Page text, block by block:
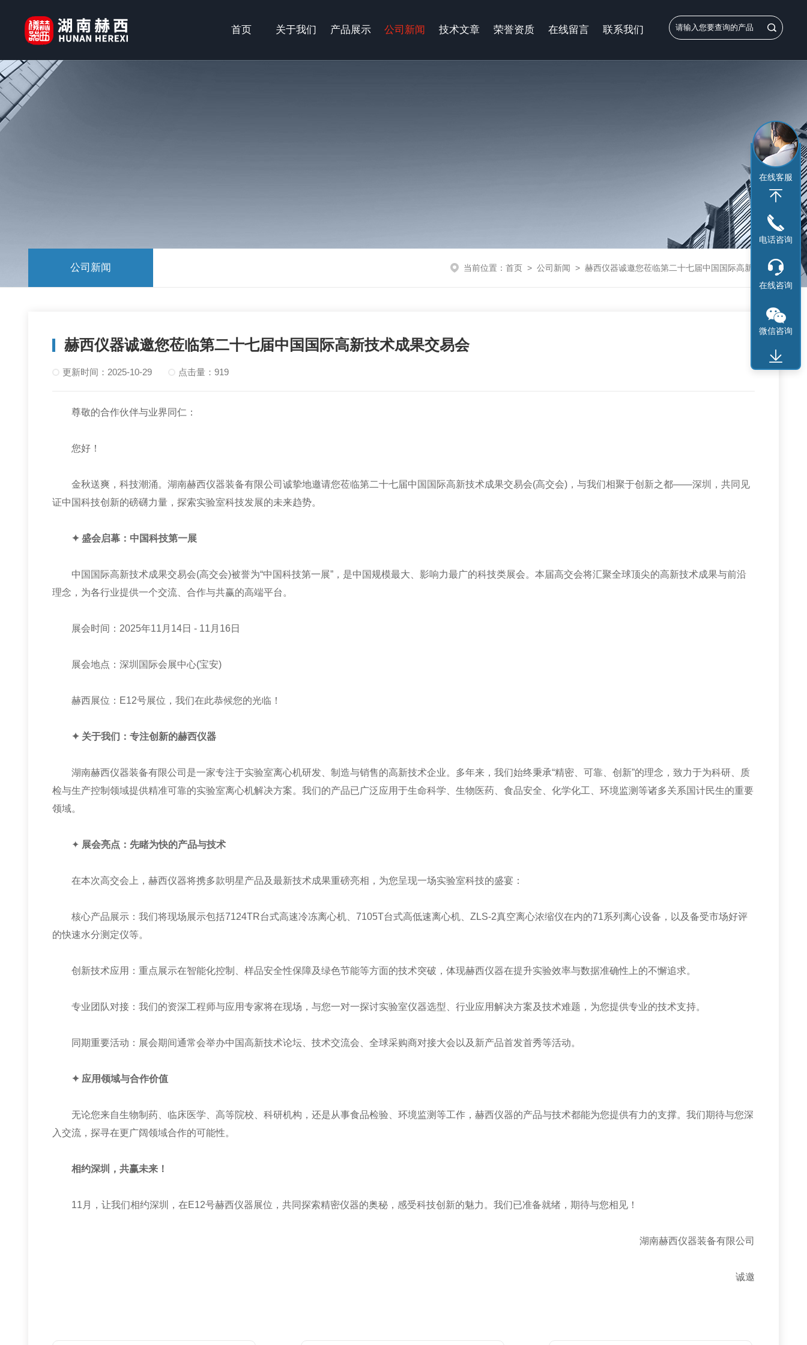
首页 关于我们 产品展示 公司新闻 技术文章 荣誉资质 在线留言 联系我们
公司新闻 当前位置： 首页 > 公司新闻 > 赫西仪器诚邀您莅临第二十七届中国国际高新技术成果交易会
赫西仪器诚邀您莅临第二十七届中国国际高新技术成果交易会
更新时间：2025-10-29 点击量：919
尊敬的合作伙伴与业界同仁：
您好！
金秋送爽，科技潮涌。湖南赫西仪器装备有限公司诚挚地邀请您莅临第二十七届中国国际高新技术成果交易会(高交会)，与我们相聚于创新之都——深圳，共同见
证中国科技创新的磅礴力量，探索实验室科技发展的未来趋势。
✦ 盛会启幕：中国科技第一展
中国国际高新技术成果交易会(高交会)被誉为“中国科技第一展”，是中国规模最大、影响力最广的科技类展会。本届高交会将汇聚全球顶尖的高新技术成果与前沿
理念，为各行业提供一个交流、合作与共赢的高端平台。
展会时间：2025年11月14日 - 11月16日
展会地点：深圳国际会展中心(宝安)
赫西展位：E12号展位，我们在此恭候您的光临！
✦ 关于我们：专注创新的赫西仪器
湖南赫西仪器装备有限公司是一家专注于实验室离心机研发、制造与销售的高新技术企业。多年来，我们始终秉承“精密、可靠、创新”的理念，致力于为科研、质
检与生产控制领域提供精准可靠的实验室离心机解决方案。我们的产品已广泛应用于生命科学、生物医药、食品安全、化学化工、环境监测等诸多关系国计民生的重要
领域。
✦ 展会亮点：先睹为快的产品与技术
在本次高交会上，赫西仪器将携多款明星产品及最新技术成果重磅亮相，为您呈现一场实验室科技的盛宴：
核心产品展示：我们将现场展示包括7124TR台式高速冷冻离心机、7105T台式高低速离心机、ZLS-2真空离心浓缩仪在内的71系列离心设备，以及备受市场好评
的快速水分测定仪等。
创新技术应用：重点展示在智能化控制、样品安全性保障及绿色节能等方面的技术突破，体现赫西仪器在提升实验效率与数据准确性上的不懈追求。
专业团队对接：我们的资深工程师与应用专家将在现场，与您一对一探讨实验室仪器选型、行业应用解决方案及技术难题，为您提供专业的技术支持。
同期重要活动：展会期间通常会举办中国高新技术论坛、技术交流会、全球采购商对接大会以及新产品首发首秀等活动。
✦ 应用领域与合作价值
无论您来自生物制药、临床医学、高等院校、科研机构，还是从事食品检验、环境监测等工作，赫西仪器的产品与技术都能为您提供有力的支撑。我们期待与您深
入交流，探寻在更广阔领域合作的可能性。
相约深圳，共赢未来！
11月，让我们相约深圳，在E12号赫西仪器展位，共同探索精密仪器的奥秘，感受科技创新的魅力。我们已准备就绪，期待与您相见！
湖南赫西仪器装备有限公司
诚邀
在线客服
电话咨询
在线咨询
微信咨询